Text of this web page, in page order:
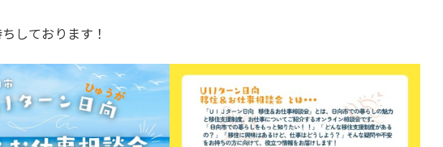
しております！